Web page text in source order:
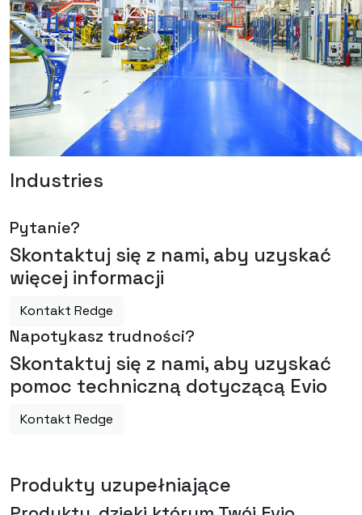
Industries
Pytanie?
Skontaktuj się z nami, aby uzyskać
więcej informacji
Kontakt Redge
Napotykasz trudności?
Skontaktuj się z nami, aby uzyskać
pomoc techniczną dotyczącą Evio
Kontakt Redge
Produkty uzupełniające